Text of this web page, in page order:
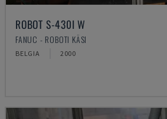
ROBOT S-430I W
FANUC - ROBOTI KÄSI
BELGIA 2000